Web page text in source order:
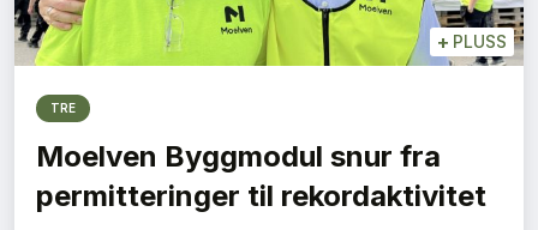
+ PLUSS
TRE
Moelven Byggmodul snur fra
permitteringer til rekordaktivitet